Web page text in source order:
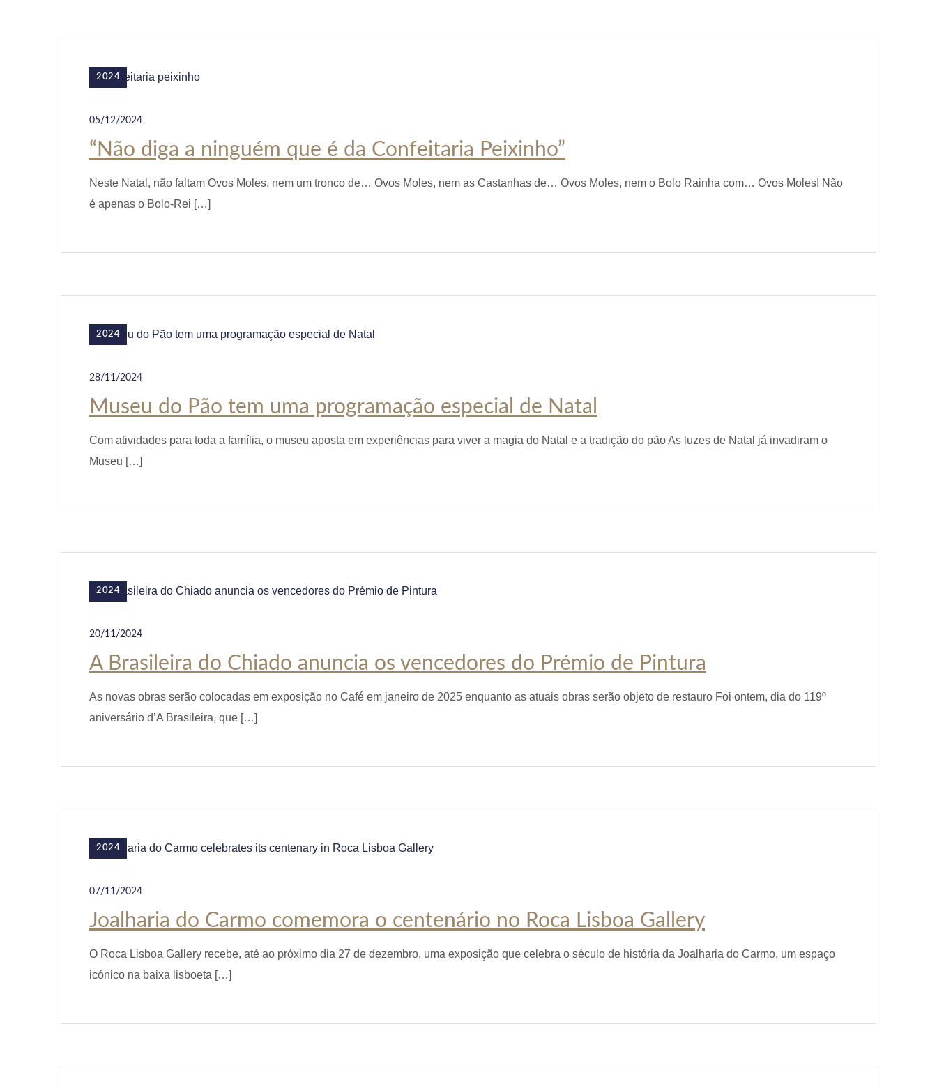
2024
05/12/2024
“Não diga a ninguém que é da Confeitaria Peixinho”
Neste Natal, não faltam Ovos Moles, nem um tronco de… Ovos Moles, nem as Castanhas de… Ovos Moles, nem o Bolo Rainha com… Ovos Moles! Não
é apenas o Bolo-Rei […]
2024
28/11/2024
Museu do Pão tem uma programação especial de Natal
Com atividades para toda a família, o museu aposta em experiências para viver a magia do Natal e a tradição do pão As luzes de Natal já invadiram o
Museu […]
2024
20/11/2024
A Brasileira do Chiado anuncia os vencedores do Prémio de Pintura
As novas obras serão colocadas em exposição no Café em janeiro de 2025 enquanto as atuais obras serão objeto de restauro Foi ontem, dia do 119º
aniversário d’A Brasileira, que […]
2024
07/11/2024
Joalharia do Carmo comemora o centenário no Roca Lisboa Gallery
O Roca Lisboa Gallery recebe, até ao próximo dia 27 de dezembro, uma exposição que celebra o século de história da Joalharia do Carmo, um espaço
icónico na baixa lisboeta […]